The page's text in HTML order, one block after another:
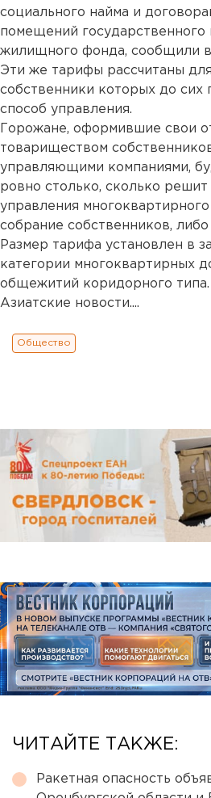
социального найма и
помещений государственного
жилищного фонда, сообщили
Эти же тарифы рассчитаны
собственники которых до сих
способ управления.
Горожане, оформившие свои
товариществом
управляющими компаниями,
ровно столько, сколько решит
управления
собрание собственников,
Размер тарифа установлен в
категории многоквартирных
общежитий коридорного
Азиатские новости....
Общество
ЧИТАЙТЕ ТАКЖЕ:
Ракетная опасность